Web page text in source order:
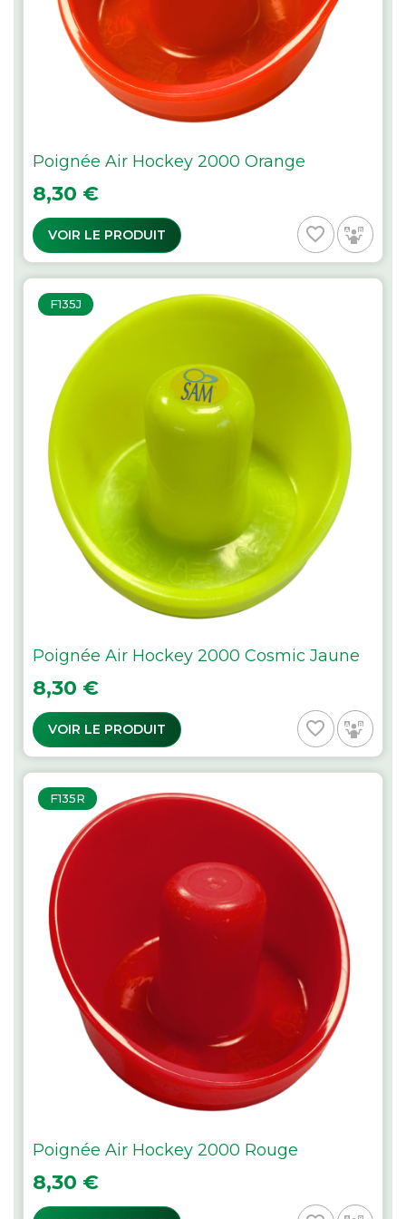
Poignée Air Hockey 2000 Orange
Prix
8,30 €
VOIR LE PRODUIT favorite_border
F135J
Poignée Air Hockey 2000 Cosmic Jaune
Prix
8,30 €
VOIR LE PRODUIT favorite_border
F135R
Poignée Air Hockey 2000 Rouge
Prix
8,30 €